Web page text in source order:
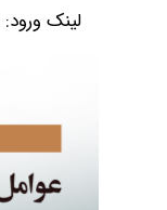
https://roomeet.ir/join/guest/room?id=PeXKW :لینک ورود